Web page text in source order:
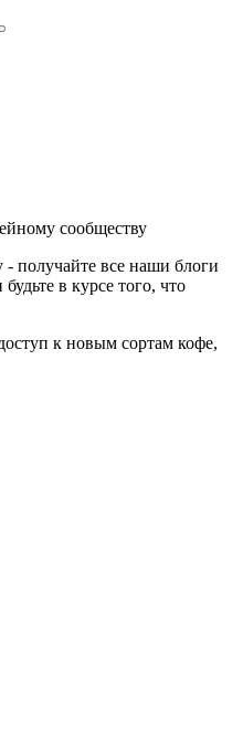
сообществу
получайте все наши блоги
в курсе того, что
к новым сортам кофе,